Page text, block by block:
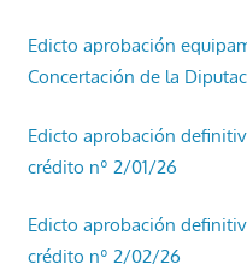
Edicto aprobación
Concertación de la
Edicto aprobación
crédito nº 2/01/26
Edicto aprobación
crédito nº 2/02/26